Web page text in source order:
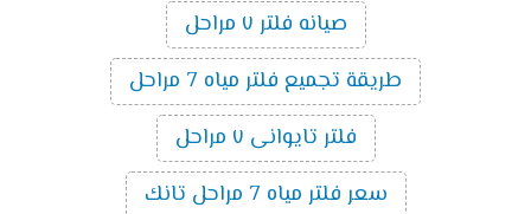
صيانه فلتر ٧ مراحل
طريقة تجميع فلتر مياه 7 مراحل
فلتر تايوانى ٧ مراحل
سعر فلتر مياه 7 مراحل تانك